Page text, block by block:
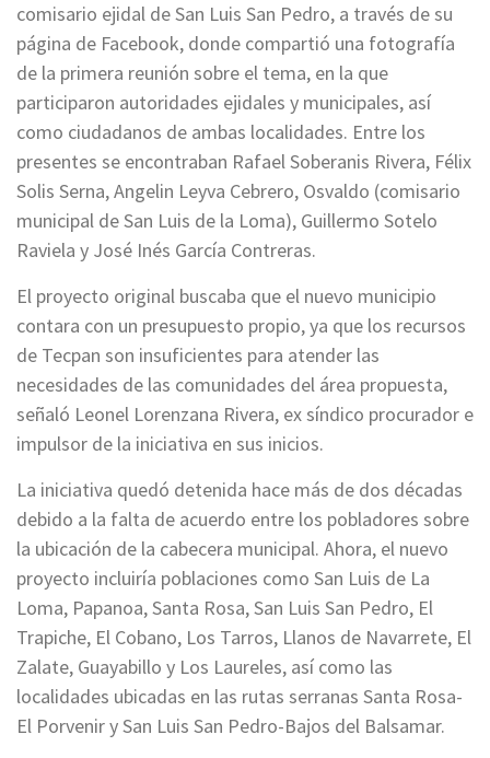
comisario ejidal de San Luis San Pedro, a través de su
página de Facebook, donde compartió una fotografía
de la primera reunión sobre el tema, en la que
participaron autoridades ejidales y municipales, así
como ciudadanos de ambas localidades. Entre los
presentes se encontraban Rafael Soberanis Rivera, Félix
Solis Serna, Angelin Leyva Cebrero, Osvaldo (comisario
municipal de San Luis de la Loma), Guillermo Sotelo
Raviela y José Inés García Contreras.
El proyecto original buscaba que el nuevo municipio
contara con un presupuesto propio, ya que los recursos
de Tecpan son insuficientes para atender las
necesidades de las comunidades del área propuesta,
señaló Leonel Lorenzana Rivera, ex síndico procurador e
impulsor de la iniciativa en sus inicios.
La iniciativa quedó detenida hace más de dos décadas
debido a la falta de acuerdo entre los pobladores sobre
la ubicación de la cabecera municipal. Ahora, el nuevo
proyecto incluiría poblaciones como San Luis de La
Loma, Papanoa, Santa Rosa, San Luis San Pedro, El
Trapiche, El Cobano, Los Tarros, Llanos de Navarrete, El
Zalate, Guayabillo y Los Laureles, así como las
localidades ubicadas en las rutas serranas Santa Rosa-
El Porvenir y San Luis San Pedro-Bajos del Balsamar.